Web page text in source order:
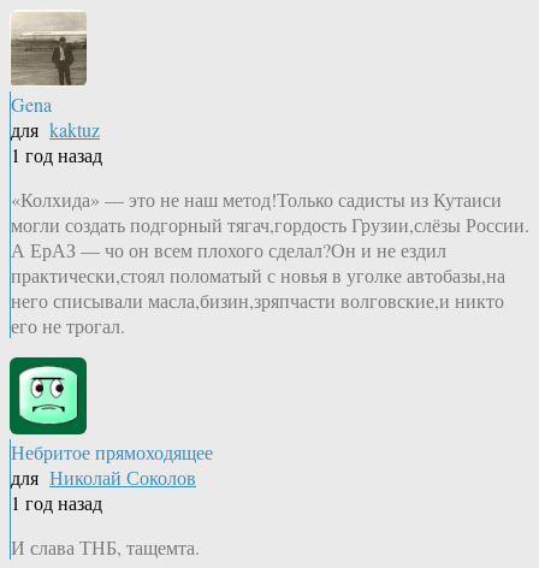
Gena
для kaktuz
1 год назад
«Колхида» — это не наш метод!Только садисты из Кутаиси
могли создать подгорный тягач,гордость Грузии,слёзы России.
А ЕрАЗ — чо он всем плохого сделал?Он и не ездил
практически,стоял поломатый с новья в уголке автобазы,на
него списывали масла,бизин,зряпчасти волговские,и никто
его не трогал.
Небритое прямоходящее
для Николай Соколов
1 год назад
И слава ТНБ, тащемта.